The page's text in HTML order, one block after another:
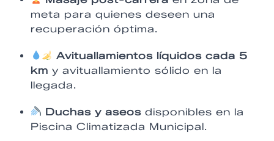
meta para quienes deseen una
recuperación óptima.
Avituallamientos líquidos cada 5
km y avituallamiento sólido en la
llegada.
Duchas y aseos disponibles en la
Piscina Climatizada Municipal.